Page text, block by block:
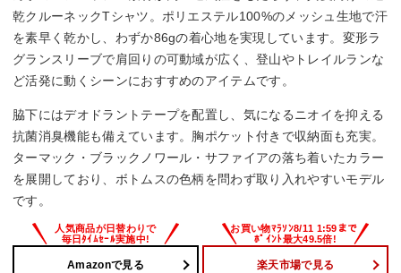
乾クルーネックTシャツ。ポリエステル100%のメッシュ生地で汗
を素早く乾かし、わずか86gの着心地を実現しています。変形ラ
グランスリーブで肩回りの可動域が広く、登山やトレイルランな
ど活発に動くシーンにおすすめのアイテムです。
脇下にはデオドラントテープを配置し、気になるニオイを抑える
抗菌消臭機能も備えています。胸ポケット付きで収納面も充実。
ターマック・ブラックノワール・サファイアの落ち着いたカラー
を展開しており、ボトムスの色柄を問わず取り入れやすいモデル
です。
Amazonで見る 楽天市場で見る